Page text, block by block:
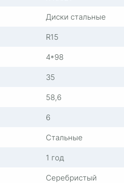
Диски стальные
R15
4*98
35
58,6
6
Стальные
1 год
Серебристый